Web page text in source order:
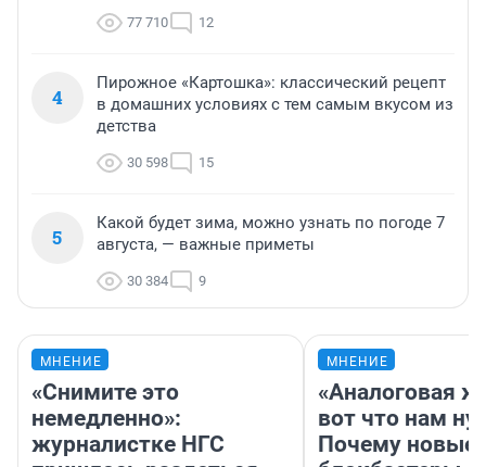
77 710 12
4
Пирожное «Картошка»: классический рецепт
в домашних условиях с тем самым вкусом из
детства
30 598 15
5
Какой будет зима, можно узнать по погоде 7
августа, — важные приметы
30 384 9
МНЕНИЕ
«Снимите это
немедленно»:
журналистке НГС
МНЕНИЕ
«Аналоговая
вот что нам
Почему новые